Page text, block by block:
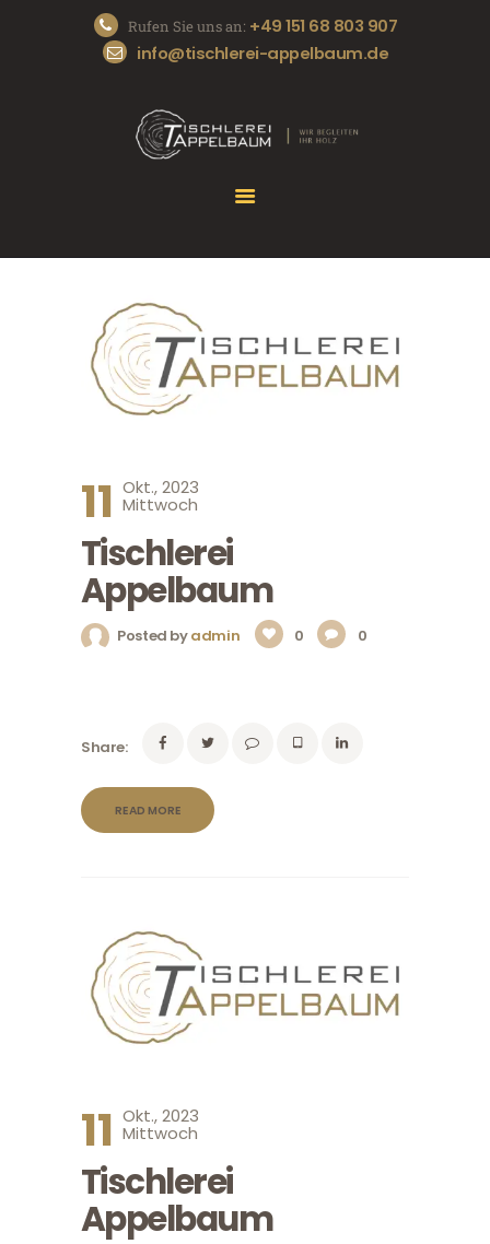
Rufen Sie uns an: +49 151 68 803 907
info@tischlerei-appelbaum.de
START
DIE TISCHLEREI
UNSERE SERVICES
11 Okt., 2023
Mittwoch
Tischlerei
Appelbaum
Posted byadmin 0 0
Share:
READ MORE
11 Okt., 2023
Mittwoch
Tischlerei
Appelbaum